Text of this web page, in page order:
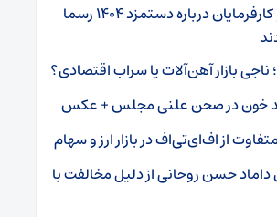
کارگران و کارفرمایان درباره دستمزد ۱۴۰۴ رسما
ناجی بازار آهن‌آلات یا سراب اقتصادی؟
خون در صحن علنی مجلس + عکس
از اف‌ای‌تی‌اف در بازار ارز و سهام
حسن روحانی از دلیل مخالفت با